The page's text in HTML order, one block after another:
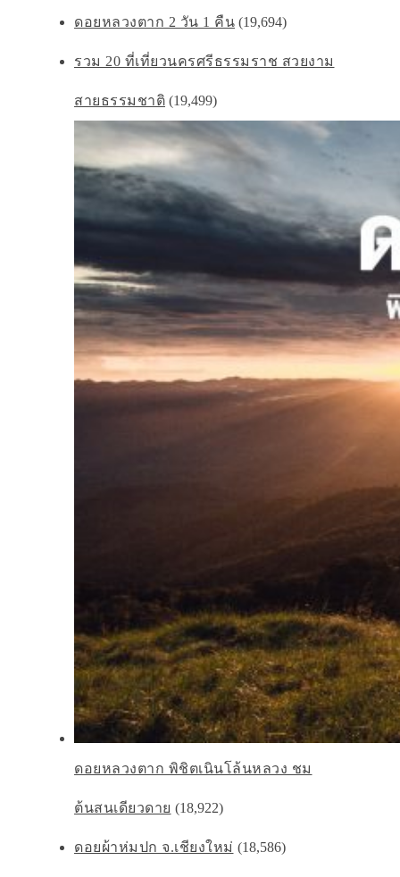
ดอยหลวงตาก 2 วัน 1 คืน (19,694)
รวม 20 ที่เที่ยวนครศรีธรรมราช สวยงาม
สายธรรมชาติ (19,499)
ดอยหลวงตาก พิชิตเนินโล้นหลวง ชม
ต้นสนเดียวดาย (18,922)
ดอยผ้าห่มปก จ.เชียงใหม่ (18,586)